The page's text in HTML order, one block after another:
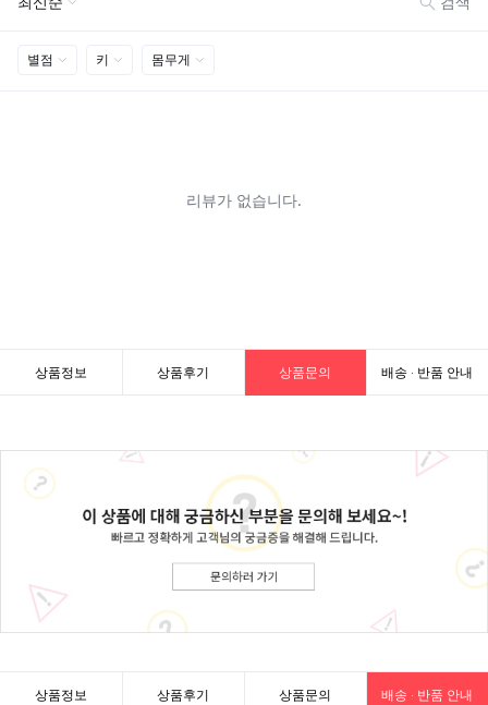
상품정보 상품후기 상품문의 배송 · 반품 안내
상품정보 상품후기 상품문의 배송 · 반품 안내